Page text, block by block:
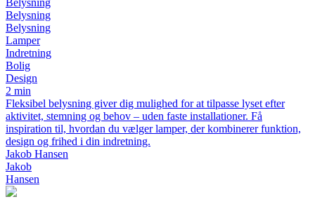
Belysning
Belysning
Lamper
Indretning
Bolig
Design
2 min
Fleksibel belysning giver dig mulighed for at tilpasse lyset efter
aktivitet, stemning og behov – uden faste installationer. Få
inspiration til, hvordan du vælger lamper, der kombinerer funktion,
design og frihed i din indretning.
Jakob Hansen
Jakob
Hansen